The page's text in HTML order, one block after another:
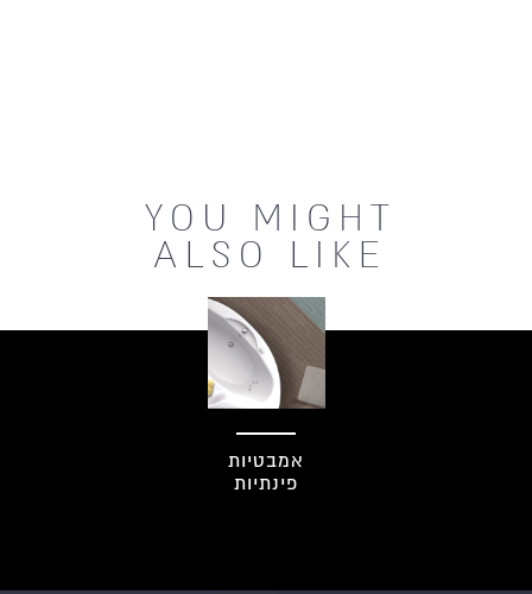
YOU MIGHT
ALSO LIKE
אמבטיות
פינתיות